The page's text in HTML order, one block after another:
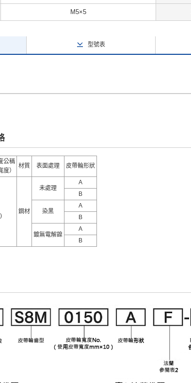
M5×5
型號表
公稱
度）
材質 表面處理 皮帶輪形狀
鋼材
未處理
A
B
染黑
A
B
鍍無電解鎳
A
B